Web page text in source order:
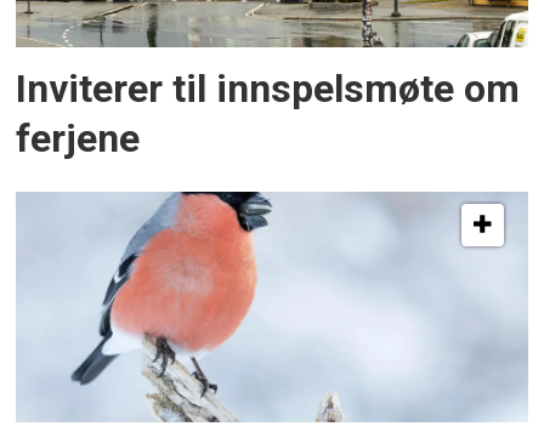
Inviterer til innspelsmøte om
ferjene